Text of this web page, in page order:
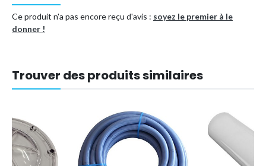
Ce produit n'a pas encore reçu d'avis : soyez le premier à le
donner !
Trouver des produits similaires